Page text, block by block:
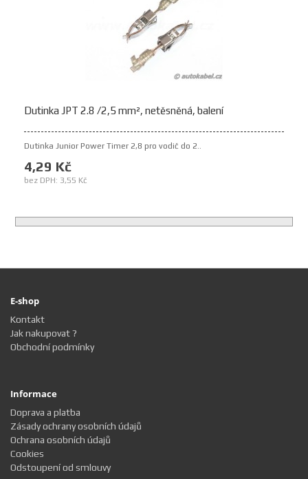
Dutinka JPT 2.8 /2,5 mm², netěsněná, balení
Dutinka Junior Power Timer 2,8 pro vodič do 2..
4,29 Kč
bez DPH: 3,55 Kč
E-shop
Kontakt
Jak nakupovat ?
Obchodní podmínky
Informace
Doprava a platba
Zásady ochrany osobních údajů
Ochrana osobních údajů
Cookies
Odstoupení od smlouvy